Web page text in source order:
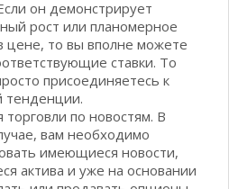
он демонстрирует
рост или планомерное
цене, то вы вполне можете
ставки. То
присоединяетесь к
тенденции.
торговли по новостям. В
вам необходимо
имеющиеся новости,
актива и уже на основании